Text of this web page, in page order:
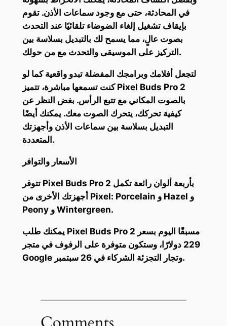
في المحادثة، حتى مع وجود سماعات الأذن. تقوم
بإيقاف تشغيل إلغاء الضوضاء تلقائيًا عند التحدث
بصوت عالٍ، مما يسمح لك بالتبديل بسلاسة بين
التركيز على الموسيقى والتحدث مع من حولك.
لتجعل أفلامك وبرامجك المفضلة تبدو واقعية كما لو
كنت تسمعها مباشرة، تتميز Pixel Buds Pro 2
بالصوت المكاني مع تتبع الرأس. بغض النظر عن
كيفية تحركك، يتحرك الصوت معك. يمكنك أيضًا
التبديل بسلاسة بين سماعات الأذن وأجهزتك
المتعددة.
الأسعار والتوافر
تتوفر Pixel Buds Pro 2 بأربعة ألوان رائعة تكمل
أجهزتك الأخرى من Pixel: Porcelain و Hazel و
Peony و Wintergreen.
يمكنك طلب Pixel Buds Pro 2 مسبقًا اليوم بسعر
229 دولارًا، وستكون متوفرة على الرفوف في متجر
Google وتجار التجزئة الشركاء في 26 سبتمبر.